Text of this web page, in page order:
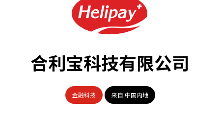
合利宝科技有限公司
金融科技 来自 中国内地